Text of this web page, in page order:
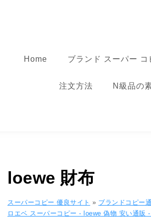
Home ブランド スーパー コ
注文方法 N級品の
loewe 財布
スーパーコピー 優良サイト » ブランドコピー
ロエベ スーパーコピー - loewe 偽物​ 安い通販